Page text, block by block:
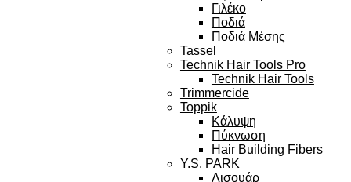
Γιλέκο
Ποδιά
Ποδιά Μέσης
Tassel
Technik Hair Tools Pro
Technik Hair Tools
Trimmercide
Toppik
Κάλυψη
Πύκνωση
Hair Building Fibers
Y.S. PARK
Λισουάρ